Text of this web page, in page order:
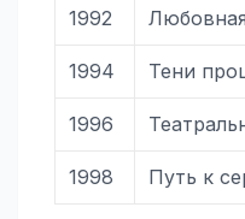
1992
1994 Тени
1996
1998 Путь к